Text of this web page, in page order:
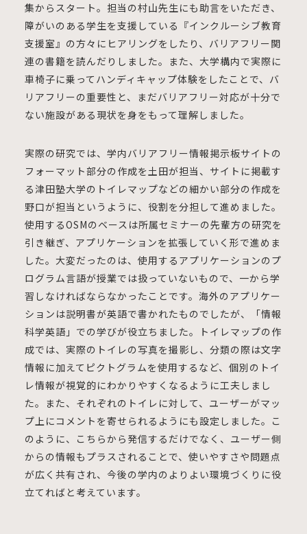
集からスタート。担当の村山先生にも助言をいただき、
障がいのある学生を支援している『インクルーシブ教育
支援室』の方々にヒアリングをしたり、バリアフリー関
連の書籍を読んだりしました。また、大学構内で実際に
車椅子に乗ってハンディキャップ体験をしたことで、バ
リアフリーの重要性と、まだバリアフリー対応が十分で
ない施設がある現状を身をもって理解しました。
実際の研究では、学内バリアフリー情報掲示板サイトの
フォーマット部分の作成を土田が担当、サイトに掲載す
る津田塾大学のトイレマップなどの細かい部分の作成を
野口が担当というように、役割を分担して進めました。
使用するOSMのベースは所属セミナーの先輩方の研究を
引き継ぎ、アプリケーションを拡張していく形で進めま
した。大変だったのは、使用するアプリケーションのプ
ログラム言語が授業では扱っていないもので、一から学
習しなければならなかったことです。海外のアプリケー
ションは説明書が英語で書かれたものでしたが、「情報
科学英語」での学びが役立ちました。トイレマップの作
成では、実際のトイレの写真を撮影し、分類の際は文字
情報に加えてピクトグラムを使用するなど、個別のトイ
レ情報が視覚的にわかりやすくなるように工夫しまし
た。また、それぞれのトイレに対して、ユーザーがマッ
プ上にコメントを寄せられるようにも設定しました。こ
のように、こちらから発信するだけでなく、ユーザー側
からの情報もプラスされることで、使いやすさや問題点
が広く共有され、今後の学内のよりよい環境づくりに役
立てればと考えています。